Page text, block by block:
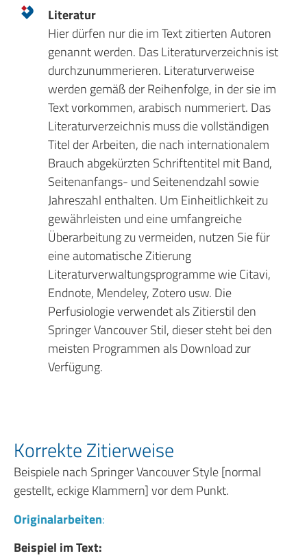
Literatur
Hier dürfen nur die im Text zitierten Autoren
genannt werden. Das Literaturverzeichnis ist
durchzunummerieren. Literaturverweise
werden gemäß der Reihenfolge, in der sie im
Text vorkommen, arabisch nummeriert. Das
Literaturverzeichnis muss die vollständigen
Titel der Arbeiten, die nach internationalem
Brauch abgekürzten Schriftentitel mit Band,
Seitenanfangs- und Seitenendzahl sowie
Jahreszahl enthalten. Um Einheitlichkeit zu
gewährleisten und eine umfangreiche
Überarbeitung zu vermeiden, nutzen Sie für
eine automatische Zitierung
Literaturverwaltungsprogramme wie Citavi,
Endnote, Mendeley, Zotero usw. Die
Perfusiologie verwendet als Zitierstil den
Springer Vancouver Stil, dieser steht bei den
meisten Programmen als Download zur
Verfügung.
Korrekte Zitierweise
Beispiele nach Springer Vancouver Style [normal
gestellt, eckige Klammern] vor dem Punkt.
Originalarbeiten:
Beispiel im Text: